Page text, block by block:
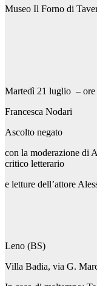
Museo Il Forno di
Martedì 21 luglio – ore
Francesca Nodari
Ascolto negato
con la moderazione di
critico letterario
e letture dell’attore
Leno (BS)
Villa Badia, via G.